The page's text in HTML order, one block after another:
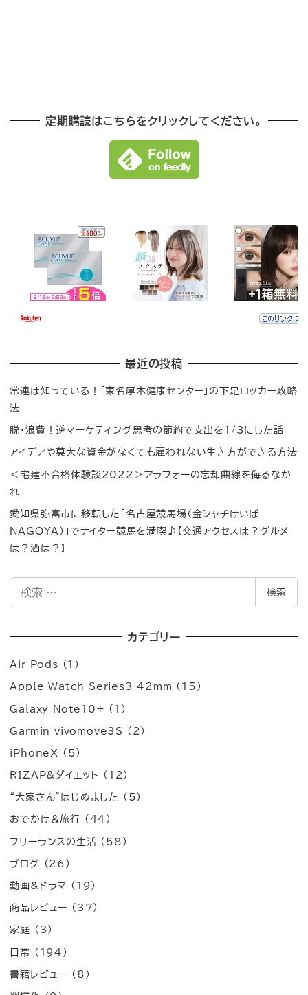
定期購読はこちらをクリックしてください。
最近の投稿
常連は知っている！「東名厚木健康センター」の下足ロッカー攻略
法
脱・浪費！逆マーケティング思考の節約で支出を1/3にした話
アイデアや莫大な資金がなくても雇われない生き方ができる方法
＜宅建不合格体験談2022＞アラフォーの忘却曲線を侮るなか
れ
愛知県弥富市に移転した「名古屋競馬場（金シャチけいば
NAGOYA）」でナイター競馬を満喫♪【交通アクセスは？グルメ
は？酒は？】
検索
カテゴリー
Air Pods (1)
Apple Watch Series3 42mm (15)
Galaxy Note10+ (1)
Garmin vivomove3S (2)
iPhoneX (5)
RIZAP&ダイエット (12)
“大家さん”はじめました (5)
おでかけ＆旅行 (44)
フリーランスの生活 (58)
ブログ (26)
動画&ドラマ (19)
商品レビュー (37)
家庭 (3)
日常 (194)
書籍レビュー (8)